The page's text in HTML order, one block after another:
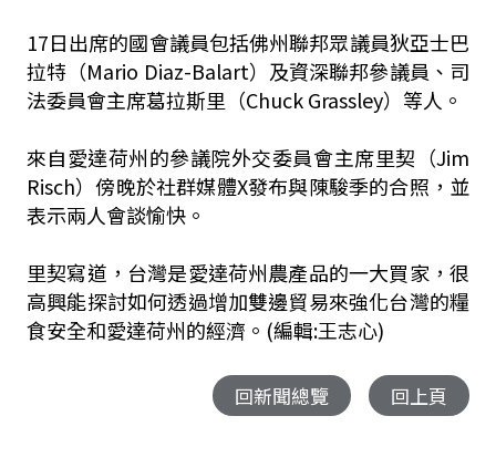
17日出席的國會議員包括佛州聯邦眾議員狄亞士巴
拉特（Mario Diaz-Balart）及資深聯邦參議員、司
法委員會主席葛拉斯里（Chuck Grassley）等人。
來自愛達荷州的參議院外交委員會主席里契（Jim
Risch）傍晚於社群媒體X發布與陳駿季的合照，並
表示兩人會談愉快。
里契寫道，台灣是愛達荷州農產品的一大買家，很
高興能探討如何透過增加雙邊貿易來強化台灣的糧
食安全和愛達荷州的經濟。(編輯:王志心)
回新聞總覽 回上頁